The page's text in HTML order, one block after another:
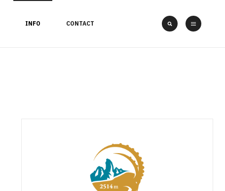
INFO CONTACT